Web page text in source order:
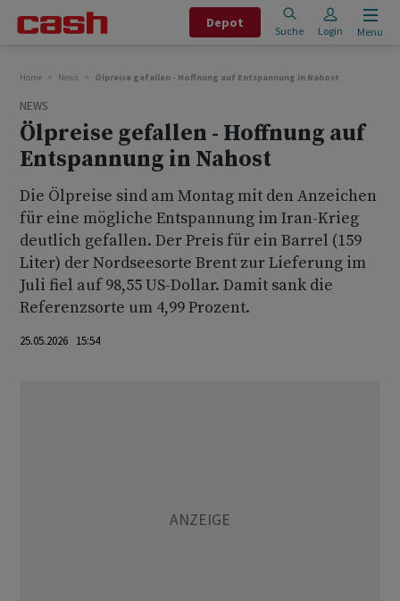
Depot
Suche Login Menu
Home News Ölpreise gefallen - Hoffnung auf Entspannung in Nahost
NEWS
Ölpreise gefallen - Hoffnung auf
Entspannung in Nahost
Die Ölpreise sind am Montag mit den Anzeichen
für eine mögliche Entspannung im Iran-Krieg
deutlich gefallen. Der Preis für ein Barrel (159
Liter) der Nordseesorte Brent zur Lieferung im
Juli fiel auf 98,55 US-Dollar. Damit sank die
Referenzsorte um 4,99 Prozent.
25.05.2026 15:54